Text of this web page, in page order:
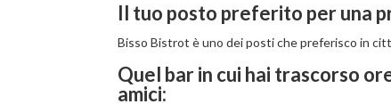
Il tuo posto preferito per una
Bisso Bistrot è uno dei posti che preferisco in
Quel bar in cui hai trascorso
amici: